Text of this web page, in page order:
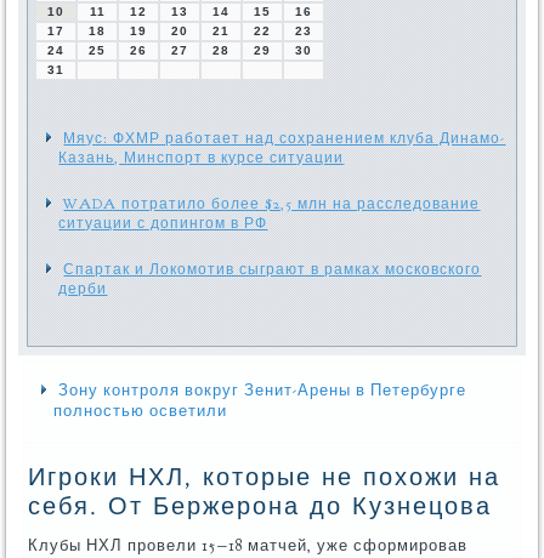
10
11 12 13 14 15
16
17
18 19 20 21 22
23
24
25 26 27 28 29
30
31
Мяус: ФХМР работает над сохранением клуба Динамо-
Казань, Минспорт в курсе ситуации
WADA потратило более $2,5 млн на расследование
ситуации с допингом в РФ
Спартак и Локомотив сыграют в рамках московского
дерби
Зону контроля вокруг Зенит-Арены в Петербурге
полностью осветили
Игроки НХЛ, которые не похожи на
себя. От Бержерона до Кузнецова
Клубы НХЛ прοвели 15−18 матчей, уже сформирοвав